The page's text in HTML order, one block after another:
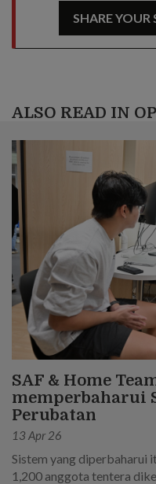
SHARE YOUR
ALSO READ IN
SAF & Home
memperbaharui
Perubatan
13 Apr 26
Sistem yang diperbaharui
1,200 anggota tentera